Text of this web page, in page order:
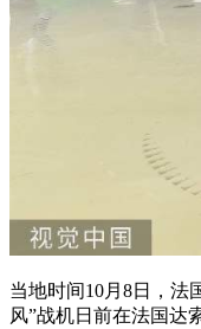
当地时间10月8日，法
风”战机日前在法国达